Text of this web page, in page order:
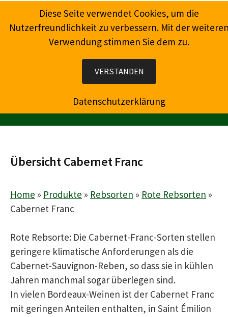
Inhalt
Wein, Champagner, Prosecco, Feinkost, Präsente
Übersicht Cabernet Franc
Home » Produkte » Rebsorten » Rote Rebsorten »
Cabernet Franc
Rote Rebsorte: Die Cabernet-Franc-Sorten stellen
geringere klimatische Anforderungen als die
Cabernet-Sauvignon-Reben, so dass sie in kühlen
Jahren manchmal sogar überlegen sind.
In vielen Bordeaux-Weinen ist der Cabernet Franc
mit geringen Anteilen enthalten, in Saint Émilion
Diese Seite verwendet Cookies, um die
Nutzerfreundlichkeit zu verbessern. Mit der
Verwendung stimmen Sie dem zu.
VERSTANDEN
Datenschutzerklärung